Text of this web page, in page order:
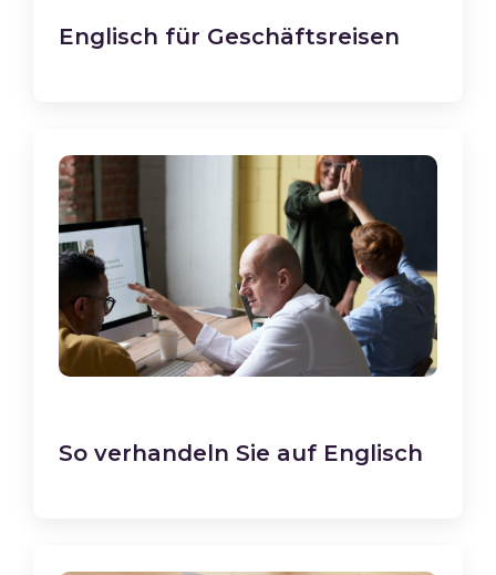
Englisch für Geschäftsreisen
So verhandeln Sie auf Englisch